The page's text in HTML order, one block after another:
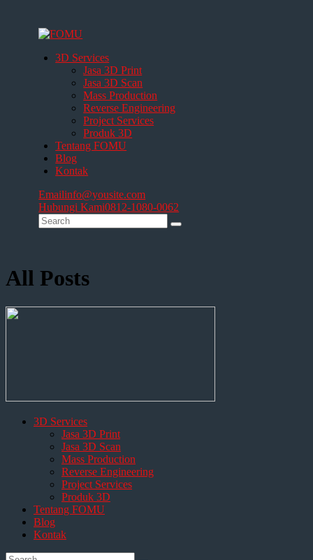
3D Services
Jasa 3D Print
Jasa 3D Scan
Mass Production
Reverse Engineering
Project Services
Produk 3D
Tentang FOMU
Blog
Kontak
Emailinfo@yousite.com
Hubungi Kami0812-1080-0062
All Posts
3D Services
Jasa 3D Print
Jasa 3D Scan
Mass Production
Reverse Engineering
Project Services
Produk 3D
Tentang FOMU
Blog
Kontak